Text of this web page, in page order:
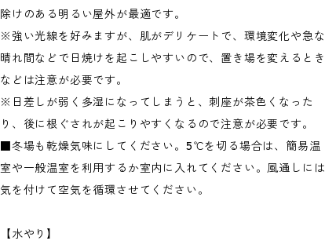
除けのある明るい屋外が最適です。
※強い光線を好みますが、肌がデリケートで、環境変化や急な
晴れ間などで日焼けを起こしやすいので、置き場を変えるとき
などは注意が必要です。
※日差しが弱く多湿になってしまうと、刺座が茶色くなった
り、後に根ぐされが起こりやすくなるので注意が必要です。
■冬場も乾燥気味にしてください。5℃を切る場合は、簡易温
室や一般温室を利用するか室内に入れてください。風通しには
気を付けて空気を循環させてください。
【水やり】